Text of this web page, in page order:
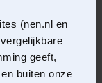
(nen.nl en
geeft,
buiten onze